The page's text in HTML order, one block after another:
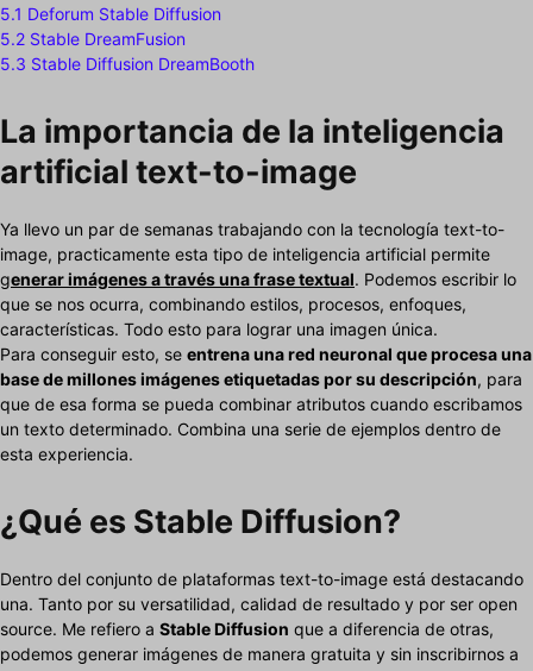
5.1 Deforum Stable Diffusion
5.2 Stable DreamFusion
5.3 Stable Diffusion DreamBooth
La importancia de la inteligencia
artificial text-to-image
Ya llevo un par de semanas trabajando con la tecnología text-to-
image, practicamente esta tipo de inteligencia artificial permite
generar imágenes a través una frase textual. Podemos escribir lo
que se nos ocurra, combinando estilos, procesos, enfoques,
características. Todo esto para lograr una imagen única.
Para conseguir esto, se entrena una red neuronal que procesa una
base de millones imágenes etiquetadas por su descripción, para
que de esa forma se pueda combinar atributos cuando escribamos
un texto determinado. Combina una serie de ejemplos dentro de
esta experiencia.
¿Qué es Stable Diffusion?
Dentro del conjunto de plataformas text-to-image está destacando
una. Tanto por su versatilidad, calidad de resultado y por ser open
source. Me refiero a Stable Diffusion que a diferencia de otras,
podemos generar imágenes de manera gratuita y sin inscribirnos a